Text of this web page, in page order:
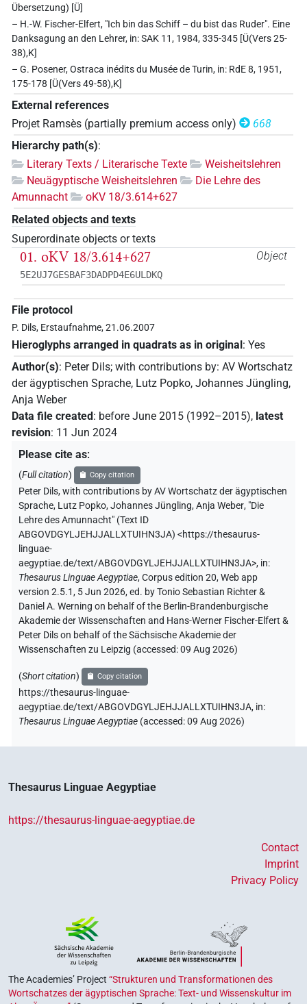
Übersetzung) [Ü]
– H.-W. Fischer-Elfert, "Ich bin das Schiff – du bist das Ruder". Eine
Danksagung an den Lehrer, in: SAK 11, 1984, 335-345 [Ü(Vers 25-
38),K]
– G. Posener, Ostraca inédits du Musée de Turin, in: RdE 8, 1951,
175-178 [Ü(Vers 49-58),K]
External references
Projet Ramsès (partially premium access only)
668
Hierarchy path(s):
Literary Texts / Literarische Texte
Weisheitslehren
Neuägyptische Weisheitslehren
Die Lehre des
Amunnacht
oKV 18/3.614+627
Related objects and texts
Superordinate objects or texts
Object
01. oKV 18/3.614+627
5E2UJ7GESBAF3DADPD4E6ULDKQ
File protocol
P. Dils, Erstaufnahme, 21.06.2007
Hieroglyphs arranged in quadrats as in original: Yes
Author(s): Peter Dils; with contributions by: AV Wortschatz
der ägyptischen Sprache, Lutz Popko, Johannes Jüngling,
Anja Weber
Data file created : before June 2015 (1992–2015), latest
revision: 11 Jun 2024
Please cite as:
(Full citation) Copy citation
Peter Dils,with contributions byAV Wortschatz der ägyptischen
Sprache, Lutz Popko,Johannes Jüngling,Anja Weber, "Die
Lehre des Amunnacht" (Text ID
ABGOVDGYLJEHJJALLXTUIHN3JA) <https://thesaurus-
linguae-
aegyptiae.de/text/ABGOVDGYLJEHJJALLXTUIHN3JA>, in:
Thesaurus Linguae Aegyptiae,Corpus edition 20, Web app
version 2.5.1, 5 Jun 2026, ed. by Tonio Sebastian Richter &
Daniel A. Werning on behalf of the Berlin-Brandenburgische
Akademie der Wissenschaften and Hans-Werner Fischer-Elfert &
Peter Dils on behalf of the Sächsische Akademie der
Wissenschaften zu Leipzig (accessed:09 Aug 2026)
(Short citation) Copy citation
https://thesaurus-linguae-
aegyptiae.de/text/ABGOVDGYLJEHJJALLXTUIHN3JA, in:
Thesaurus Linguae Aegyptiae (accessed:09 Aug 2026)
Thesaurus Linguae Aegyptiae
https://thesaurus-linguae-aegyptiae.de
Contact
Imprint
Privacy Policy
The Academies’ Project “Strukturen und Transformationen des
Wortschatzes der ägyptischen Sprache: Text- und Wissenskultur im